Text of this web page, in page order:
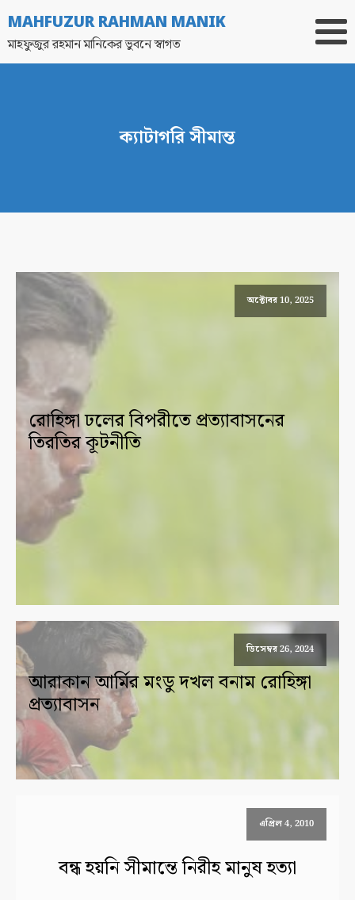
MAHFUZUR RAHMAN MANIK
মাহফুজুর রহমান মানিকের ভুবনে স্বাগত
ক্যাটাগরিসীমান্ত
অক্টোবর 10, 2025
রোহিঙ্গা ঢলের বিপরীতে প্রত্যাবাসনের
তিরতির কূটনীতি
ডিসেম্বর 26, 2024
আরাকান আর্মির মংডু দখল বনাম রোহিঙ্গা
প্রত্যাবাসন
এপ্রিল 4, 2010
বন্ধ হয়নি সীমান্তে নিরীহ মানুষ হত্যা